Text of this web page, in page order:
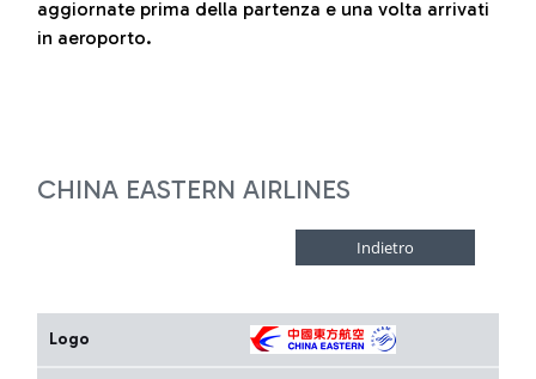
aggiornate prima della partenza e una volta arrivati
in aeroporto.
CHINA EASTERN AIRLINES
Logo